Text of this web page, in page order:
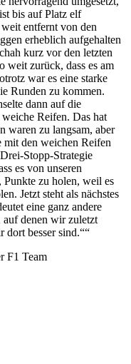
bis auf Platz elf
entfernt von den
erheblich aufgehalten
kurz vor den letzten
weit zurück, dass es am
war es eine starke
Runden zu kommen.
dann auf die
Reifen. Das hat
waren zu langsam, aber
den weichen Reifen
Stopp-Strategie
es von unseren
Punkte zu holen, weil es
Jetzt steht als nächstes
eine ganz andere
auf denen wir zuletzt
dort besser sind.““
F1 Team